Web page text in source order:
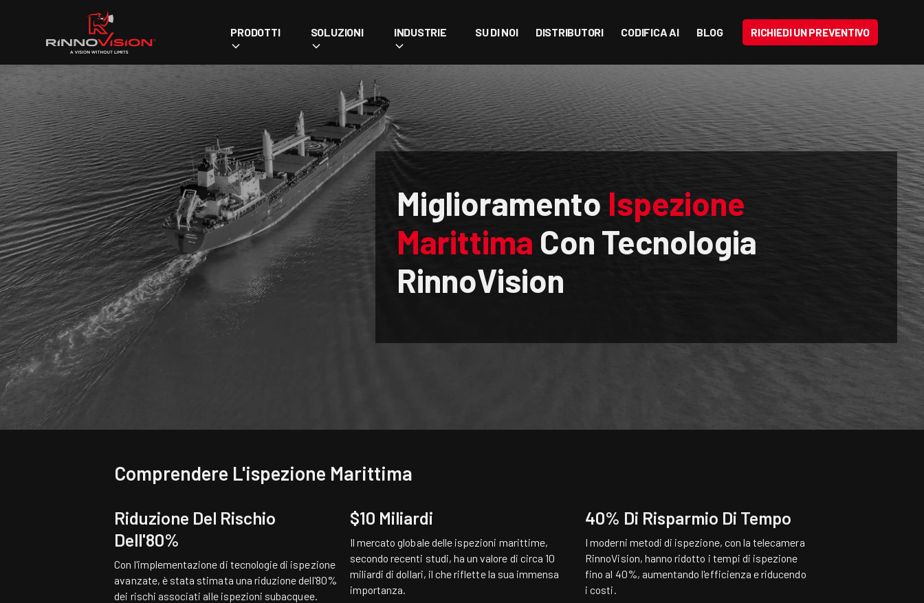
PRODOTTI SOLUZIONI INDUSTRIE SU DI NOI DISTRIBUTORI CODIFICA AI BLOG RICHIEDI UN PREVENTIVO
Miglioramento Ispezione
Marittima Con Tecnologia
RinnoVision
Comprendere L'ispezione Marittima
Riduzione Del Rischio
Dell'80%
Con l'implementazione di tecnologie di ispezione
avanzate, è stata stimata una riduzione dell'80%
dei rischi associati alle ispezioni subacquee.
$10 Miliardi
Il mercato globale delle ispezioni marittime,
secondo recenti studi, ha un valore di circa 10
miliardi di dollari, il che riflette la sua immensa
importanza.
40% Di Risparmio Di Tempo
I moderni metodi di ispezione, con la telecamera
RinnoVision, hanno ridotto i tempi di ispezione
fino al 40%, aumentando l'efficienza e riducendo
i costi.